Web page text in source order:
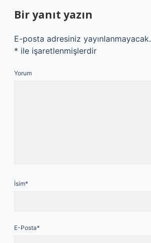
Bir yanıt yazın
E-posta adresiniz yayınlanmayacak.
* ile işaretlenmişlerdir
Yorum
İsim*
E-Posta*